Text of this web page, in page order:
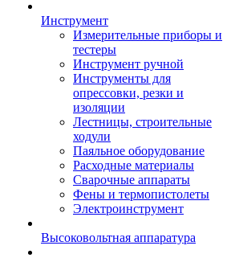
Инструмент
Измерительные приборы и
тестеры
Инструмент ручной
Инструменты для
опрессовки, резки и
изоляции
Лестницы, строительные
ходули
Паяльное оборудование
Расходные материалы
Сварочные аппараты
Фены и термопистолеты
Электроинструмент
Высоковольтная аппаратура